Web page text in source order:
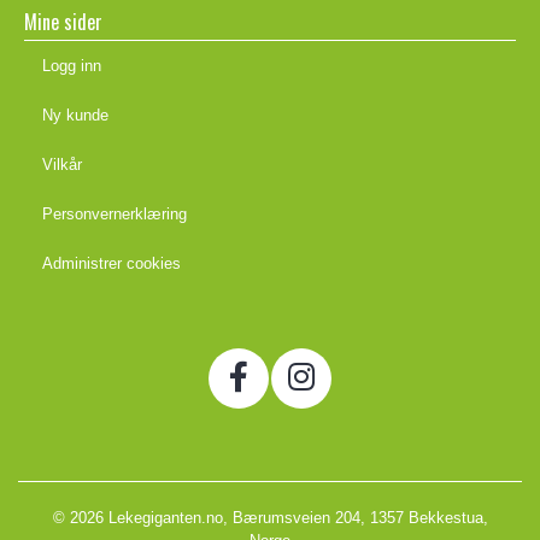
Mine sider
Logg inn
Ny kunde
Vilkår
Personvernerklæring
Administrer cookies
© 2026 Lekegiganten.no, Bærumsveien 204, 1357 Bekkestua,